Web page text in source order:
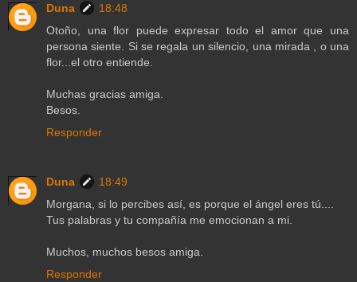
Duna
18:48
Otoño, una flor puede expresar todo el amor que una
persona siente. Si se regala un silencio, una mirada , o una
flor...el otro entiende.
Muchas gracias amiga.
Besos.
Responder
Duna
18:49
Morgana, si lo percibes así, es porque el ángel eres tú....
Tus palabras y tu compañía me emocionan a mi.
Muchos, muchos besos amiga.
Responder